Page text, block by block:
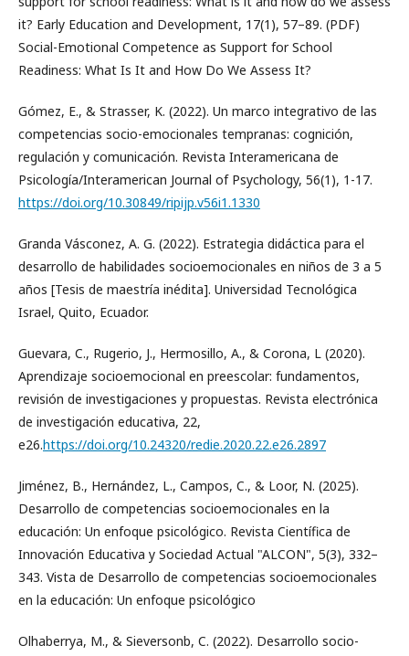
it? Early Education and Development, 17(1), 57–89. (PDF)
Social-Emotional Competence as Support for School
Readiness: What Is It and How Do We Assess It?
Gómez, E., & Strasser, K. (2022). Un marco integrativo de las
competencias socio-emocionales tempranas: cognición,
regulación y comunicación. Revista Interamericana de
Psicología/Interamerican Journal of Psychology, 56(1), 1-17.
https://doi.org/10.30849/ripijp.v56i1.1330
Granda Vásconez, A. G. (2022). Estrategia didáctica para el
desarrollo de habilidades socioemocionales en niños de 3 a 5
años [Tesis de maestría inédita]. Universidad Tecnológica
Israel, Quito, Ecuador.
Guevara, C., Rugerio, J., Hermosillo, A., & Corona, L (2020).
Aprendizaje socioemocional en preescolar: fundamentos,
revisión de investigaciones y propuestas. Revista electrónica
de investigación educativa, 22,
e26.https://doi.org/10.24320/redie.2020.22.e26.2897
Jiménez, B., Hernández, L., Campos, C., & Loor, N. (2025).
Desarrollo de competencias socioemocionales en la
educación: Un enfoque psicológico. Revista Científica de
Innovación Educativa y Sociedad Actual "ALCON", 5(3), 332–
343. Vista de Desarrollo de competencias socioemocionales
en la educación: Un enfoque psicológico
Olhaberrya, M., & Sieversonb, C. (2022). Desarrollo socio-